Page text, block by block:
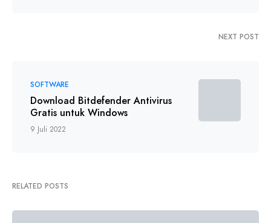
NEXT POST
SOFTWARE
Download Bitdefender Antivirus
Gratis untuk Windows
9 Juli 2022
RELATED POSTS